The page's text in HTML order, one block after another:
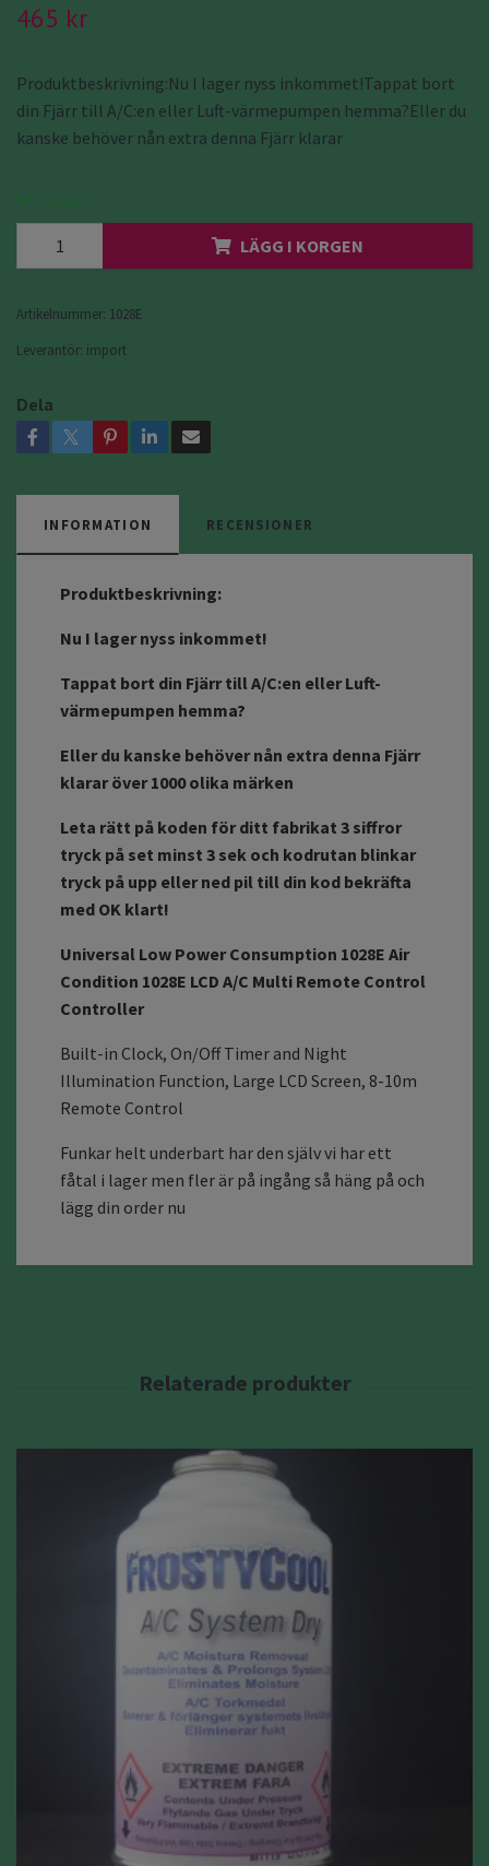
465 kr
Produktbeskrivning:Nu I lager nyss inkommet!Tappat bort
din Fjärr till A/C:en eller Luft-värmepumpen hemma?Eller du
kanske behöver nån extra denna Fjärr klarar
LÄGG I KORGEN
Artikelnummer: 1028E
Leverantör: import
Dela
INFORMATION RECENSIONER
Produktbeskrivning:
Nu I lager nyss inkommet!
Tappat bort din Fjärr till A/C:en eller Luft-
värmepumpen hemma?
Eller du kanske behöver nån extra denna Fjärr
klarar över 1000 olika märken
Leta rätt på koden för ditt fabrikat 3 siffror
tryck på set minst 3 sek och kodrutan blinkar
tryck på upp eller ned pil till din kod bekräfta
med OK klart!
Universal Low Power Consumption 1028E Air
Condition 1028E LCD A/C Multi Remote Control
Controller
Built-in Clock, On/Off Timer and Night
Illumination Function, Large LCD Screen, 8-10m
Remote Control
Funkar helt underbart har den själv vi har ett
fåtal i lager men fler är på ingång så häng på och
lägg din order nu